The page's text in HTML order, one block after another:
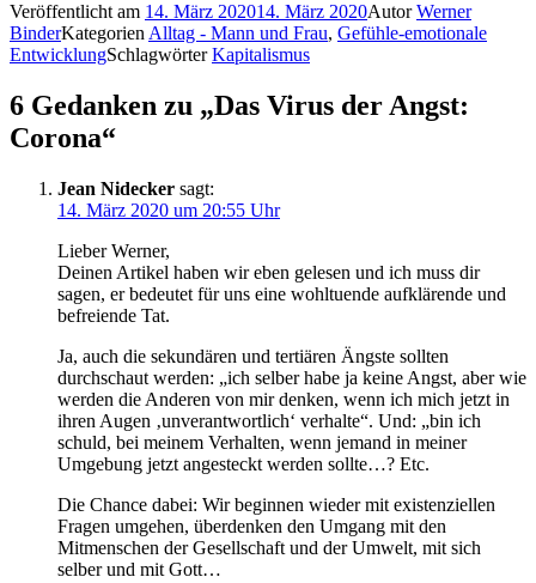
Veröffentlicht am 14. März 202014. März 2020AutorWerner
BinderKategorien Alltag - Mann und Frau, Gefühle-emotionale
EntwicklungSchlagwörterKapitalismus
6 Gedanken zu „Das Virus der Angst:
Corona“
Jean Nidecker sagt:
14. März 2020 um 20:55 Uhr
Lieber Werner,
Deinen Artikel haben wir eben gelesen und ich muss dir
sagen, er bedeutet für uns eine wohltuende aufklärende und
befreiende Tat.
Ja, auch die sekundären und tertiären Ängste sollten
durchschaut werden: „ich selber habe ja keine Angst, aber wie
werden die Anderen von mir denken, wenn ich mich jetzt in
ihren Augen ‚unverantwortlich‘ verhalte“. Und: „bin ich
schuld, bei meinem Verhalten, wenn jemand in meiner
Umgebung jetzt angesteckt werden sollte…? Etc.
Die Chance dabei: Wir beginnen wieder mit existenziellen
Fragen umgehen, überdenken den Umgang mit den
Mitmenschen der Gesellschaft und der Umwelt, mit sich
selber und mit Gott…